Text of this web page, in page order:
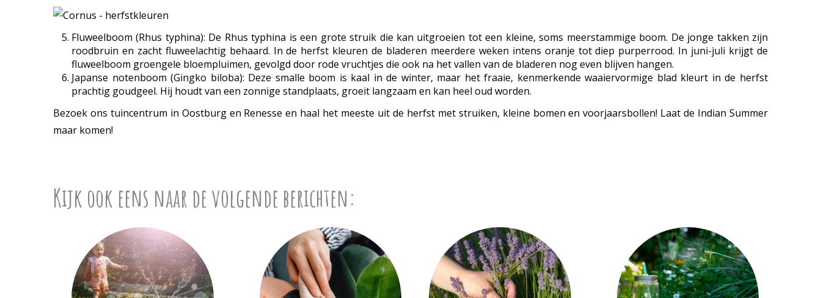
Fluweelboom (Rhus typhina): De Rhus typhina is een grote struik die kan uitgroeien tot een kleine, soms meerstammige boom. De jonge takken zijn
roodbruin en zacht fluweelachtig behaard. In de herfst kleuren de bladeren meerdere weken intens oranje tot diep purperrood. In juni-juli krijgt de
fluweelboom groengele bloempluimen, gevolgd door rode vruchtjes die ook na het vallen van de bladeren nog even blijven hangen.
Japanse notenboom (Gingko biloba): Deze smalle boom is kaal in de winter, maar het fraaie, kenmerkende waaiervormige blad kleurt in de herfst
prachtig goudgeel. Hij houdt van een zonnige standplaats, groeit langzaam en kan heel oud worden.
Bezoek ons tuincentrum in Oostburg en Renesse en haal het meeste uit de herfst met struiken, kleine bomen en voorjaarsbollen! Laat de Indian Summer
maar komen!
Kijk ook eens naar de volgende berichten: